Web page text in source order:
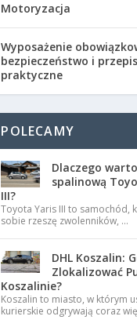
Motoryzacja
Wyposażenie
bezpieczeństwo i
praktyczne
POLECAMY
Dlaczego
spalinową
III?
Toyota Yaris III to samochód,
sobie rzeszę zwolenników, …
DHL Koszalin:
Zlokalizować
Koszalinie?
Koszalin to miasto, w którym
kurierskie odgrywają coraz